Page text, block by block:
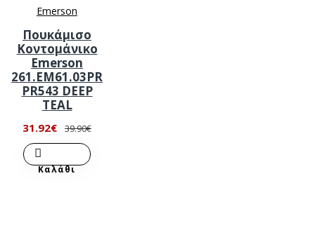
Emerson
Πουκάμισο
Κοντομάνικο
Emerson
261.EM61.03PR
PR543 DEEP
TEAL
31.92€ 39.90€
Καλάθι